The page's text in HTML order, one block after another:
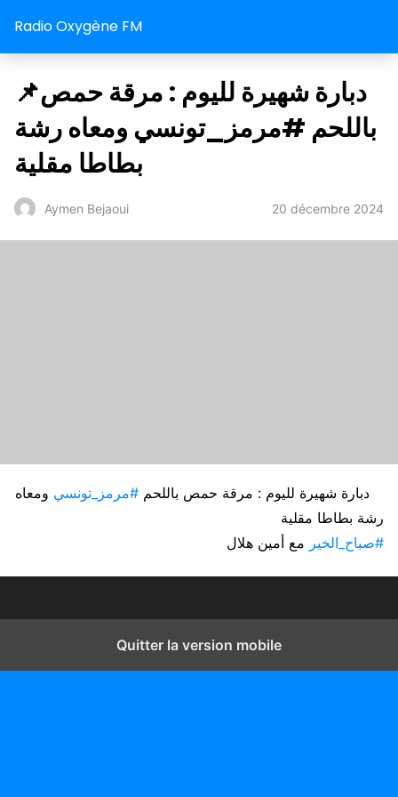
Radio Oxygène FM
📌دبارة شهيرة لليوم : مرقة حمص
باللحم #مرمز_تونسي ومعاه رشة
بطاطا مقلية
Aymen Bejaoui 20 décembre 2024
دبارة شهيرة لليوم : مرقة حمص باللحم #مرمز_تونسي ومعاه
رشة بطاطا مقلية
#صباح_الخير مع أمين هلال
Quitter la version mobile